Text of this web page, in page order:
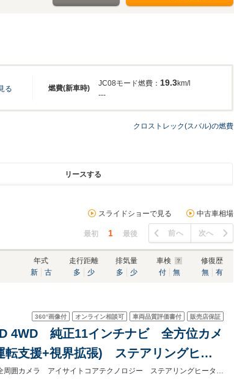
燃費(新車時)
る
JC08モード燃費： 19.3km/l
---
クロストレック(スバル)の燃費
リースする
スライドショーで見る 中古車相場
最初 1 最後 前へ 次へ
年式
新
古
走行距離
多
少
排気量
多
少
車検
付
無
修復歴
無
有
360°画像付 オンライン相談可 車両品質評価書付 販売店保証
4WD 純正11インチナビ 全方位カメ
支援+視界拡張) ステアリングヒー
ッド スマートキー Bluetooth再
★ネクステージ夏トクフェア開催！８月８～１６日まで★全周囲カメラ アイサイトコアテクノロジー ステアリングヒーター バックカメラ レーダークルーズ